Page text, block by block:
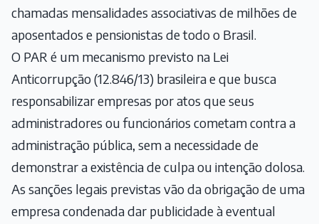
chamadas mensalidades associativas de milhões de
aposentados e pensionistas de todo o Brasil.
O PAR é um mecanismo previsto na Lei
Anticorrupção (12.846/13) brasileira e que busca
responsabilizar empresas por atos que seus
administradores ou funcionários cometam contra a
administração pública, sem a necessidade de
demonstrar a existência de culpa ou intenção dolosa.
As sanções legais previstas vão da obrigação de uma
empresa condenada dar publicidade à eventual